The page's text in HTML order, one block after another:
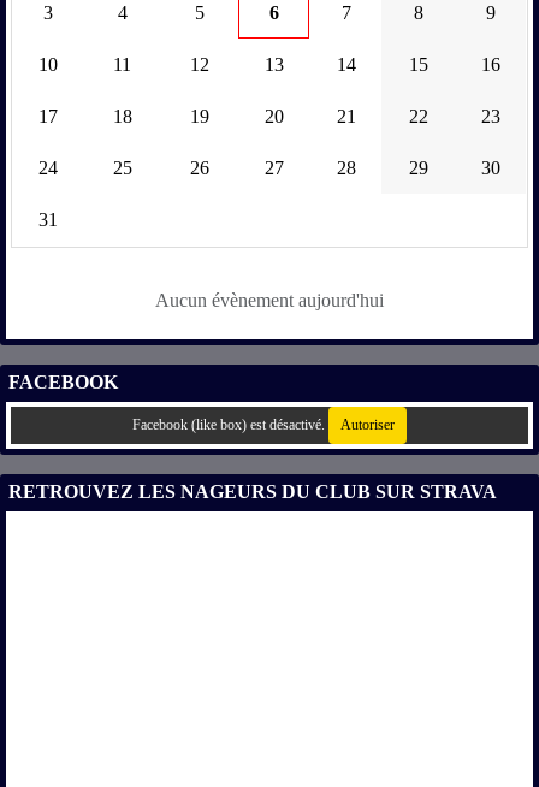
3 4 5 6 7 8 9
10 11 12 13 14 15 16
17 18 19 20 21 22 23
24 25 26 27 28 29 30
31
Aucun évènement aujourd'hui
FACEBOOK
Facebook (like box) est désactivé. Autoriser
RETROUVEZ LES NAGEURS DU CLUB SUR STRAVA